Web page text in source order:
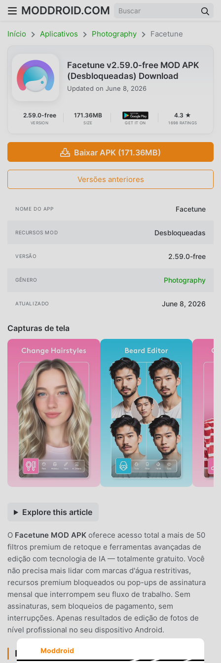
MODDROID.COM
Início Aplicativos Photography Facetune
Facetune v2.59.0-free MOD APK
(Desbloqueadas) Download
Updated on June 8, 2026
2.59.0-free
VERSION
171.36MB
SIZE GET IT ON
4.3 ★
1698 RATINGS
Baixar APK (171.36MB)
Versões anteriores
NOME DO APP Facetune
RECURSOS MOD Desbloqueadas
VERSÃO 2.59.0-free
GÊNERO Photography
ATUALIZADO June 8, 2026
Capturas de tela
Explore this article
O Facetune MOD APK oferece acesso total a mais de 50
filtros premium de retoque e ferramentas avançadas de
edição com tecnologia de IA — totalmente gratuito. Você
não precisa mais lidar com marcas d'água restritivas,
recursos premium bloqueados ou pop-ups de assinatura
mensal que interrompem seu fluxo de trabalho. Sem
assinaturas, sem bloqueios de pagamento, sem
interrupções. Apenas resultados de edição de fotos de
nível profissional no seu dispositivo Android.
RECURSOS DO MOD
Moddroid